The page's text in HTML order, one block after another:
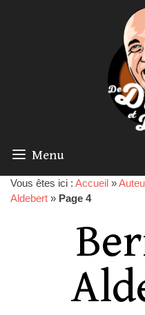
Menu
Vous êtes ici : Accueil »
Aldebert » Page 4